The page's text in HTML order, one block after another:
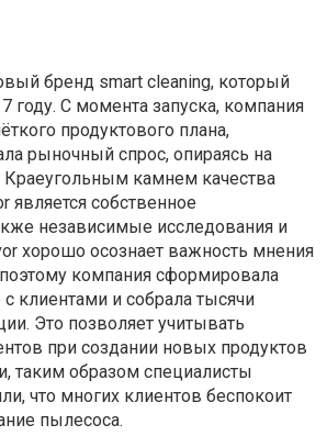
бренд smart cleaning, который
году. С момента запуска, компания
продуктового плана,
рыночный спрос, опираясь на
Краеугольным камнем качества
является собственное
независимые исследования и
хорошо осознает важность мнения
компания сформировала
клиентами и собрала тысячи
Это позволяет учитывать
при создании новых продуктов
таким образом специалисты
что многих клиентов беспокоит
пылесоса.